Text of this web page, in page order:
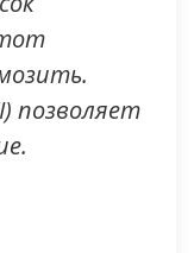
позволяет